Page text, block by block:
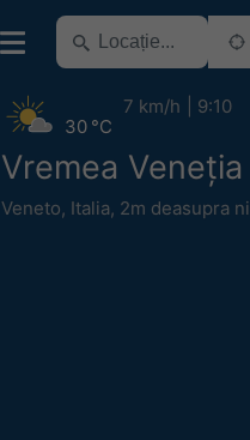
Vremea Veneția
Veneto, Italia, 2m deasupra
30 °C
7 km/h 9:10